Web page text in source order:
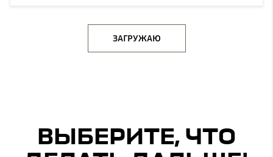
ЗАГРУЖАЮ
ВЫБЕРИТЕ, ЧТО